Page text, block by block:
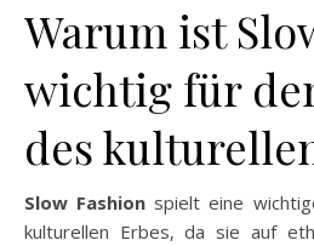
Warum ist
wichtig für
des
Slow Fashion spielt eine
kulturellen Erbes, da sie auf